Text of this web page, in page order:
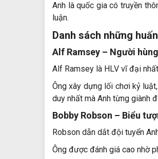
Anh là quốc gia có truyền
luận.
Danh sách những
Alf Ramsey – Người
Alf Ramsey là HLV vĩ đại
Ông xây dựng lối chơi kỷ
duy nhất mà Anh từng giành
Bobby Robson – Biểu
Robson dẫn dắt đội tuyển
Ông được đánh giá cao nhờ